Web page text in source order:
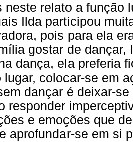
neste relato a função
Ilda participou
pois para ela
gostar de
dança, ela preferia
lugar, colocar-se em
dançar é deixar-
responder
e emoções que
aprofundar-se em si